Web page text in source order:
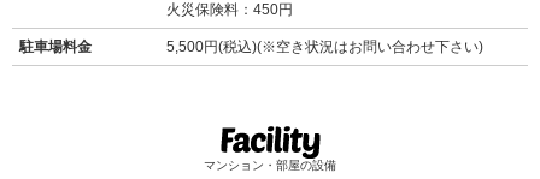
火災保険料：450円
駐車場料金 5,500円(税込)(※空き状況はお問い合わせ下さい)
マンション・部屋の設備